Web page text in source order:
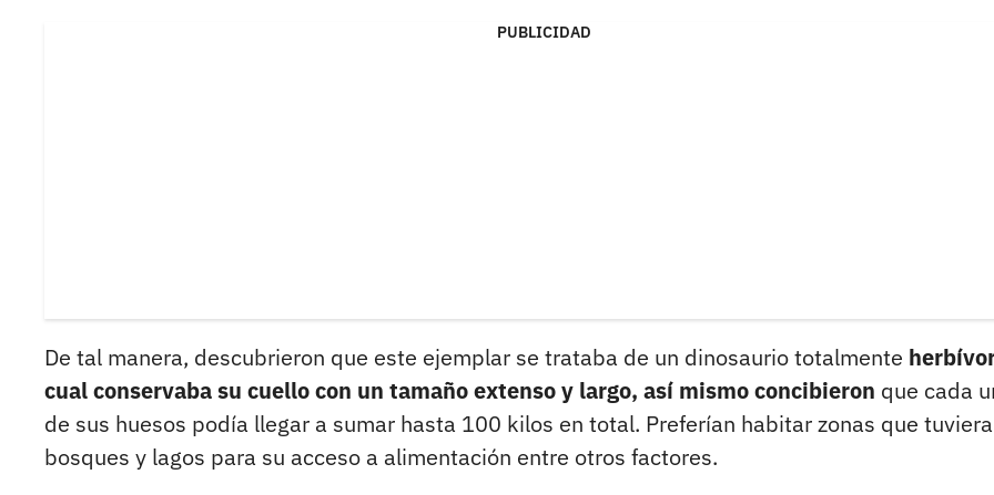
PUBLICIDAD
De tal manera, descubrieron que este ejemplar se trataba de un dinosaurio totalmente
cual conservaba su cuello con un tamaño extenso y largo, así mismo concibieron que cada
de sus huesos podía llegar a sumar hasta 100 kilos en total. Preferían habitar zonas que
bosques y lagos para su acceso a alimentación entre otros factores.